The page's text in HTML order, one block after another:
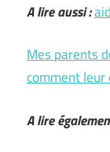
A lire aussi :
Mes parents
comment leur
A lire